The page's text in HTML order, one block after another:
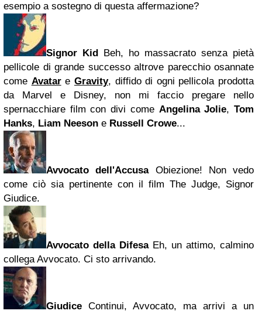
esempio a sostegno di questa affermazione?
Signor Kid
Beh, ho massacrato senza pietà
pellicole di grande successo altrove parecchio osannate
come Avatare Gravity, diffido di ogni pellicola prodotta
da Marvel e Disney, non mi faccio pregare nello
spernacchiare film con divi come Angelina Jolie,Tom
Hanks, Liam Neeson e Russell Crowe...
Avvocato dell'AccusaObiezione! Non vedo
come ciò sia pertinente con il film The Judge, Signor
Giudice.
Avvocato della DifesaEh, un attimo, calmino
collega Avvocato. Ci sto arrivando.
Giudice Continui, Avvocato, ma arrivi a un